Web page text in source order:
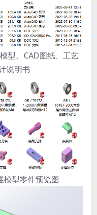
型、CAD图纸、工艺
说明书
型零件预览图